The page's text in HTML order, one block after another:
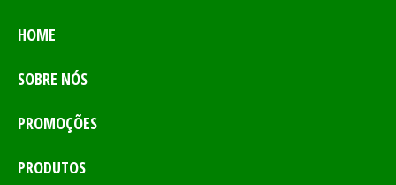
HOME
SOBRE NÓS
PROMOÇÕES
PRODUTOS